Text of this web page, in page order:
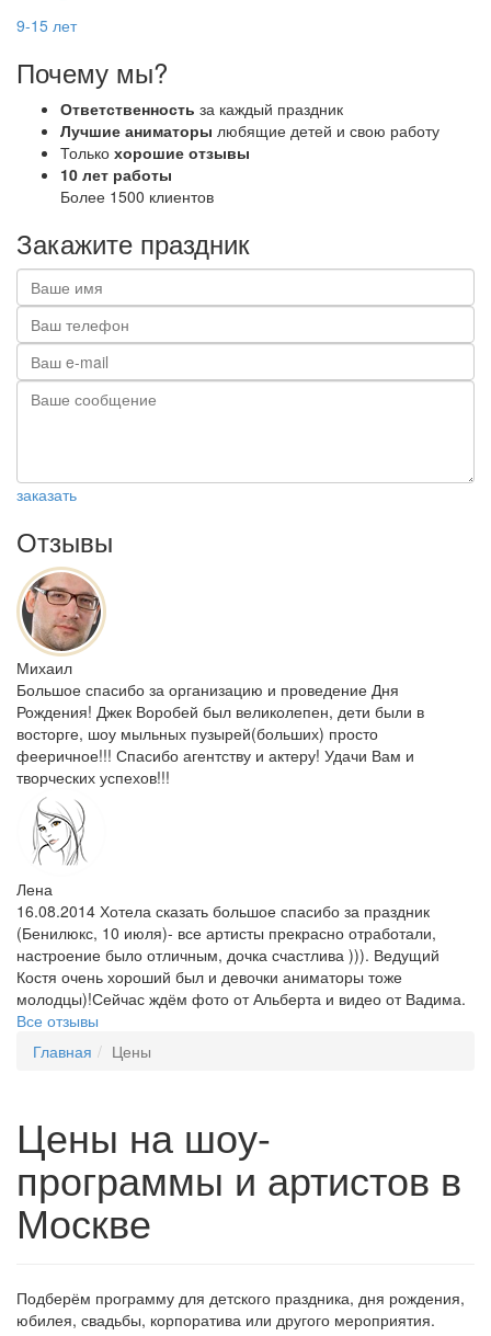
9-15 лет
Почему мы?
Ответственность за каждый праздник
Лучшие аниматоры любящие детей и свою работу
Только хорошие отзывы
10 лет работы
Более 1500 клиентов
Закажите праздник
заказать
Отзывы
Михаил
Большое спасибо за организацию и проведение Дня
Рождения! Джек Воробей был великолепен, дети были в
восторге, шоу мыльных пузырей(больших) просто
фееричное!!! Спасибо агентству и актеру! Удачи Вам и
творческих успехов!!!
Лена
16.08.2014 Хотела сказать большое спасибо за праздник
(Бенилюкс, 10 июля)- все артисты прекрасно отработали,
настроение было отличным, дочка счастлива ))). Ведущий
Костя очень хороший был и девочки аниматоры тоже
молодцы)!Сейчас ждём фото от Альберта и видео от Вадима.
Все отзывы
Главная
Цены
Цены на шоу-
программы и артистов в
Москве
Подберём программу для детского праздника, дня рождения,
юбилея, свадьбы, корпоратива или другого мероприятия.